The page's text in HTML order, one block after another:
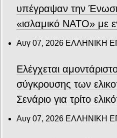
υπέγραψαν την
«ισλαμικό ΝΑΤΟ» με
Αυγ 07, 2026 ΕΛΛΗΝΙΚΗ
Ελέγχεται
σύγκρουσης των
Σενάριο για τρίτο
Αυγ 07, 2026 ΕΛΛΗΝΙΚΗ